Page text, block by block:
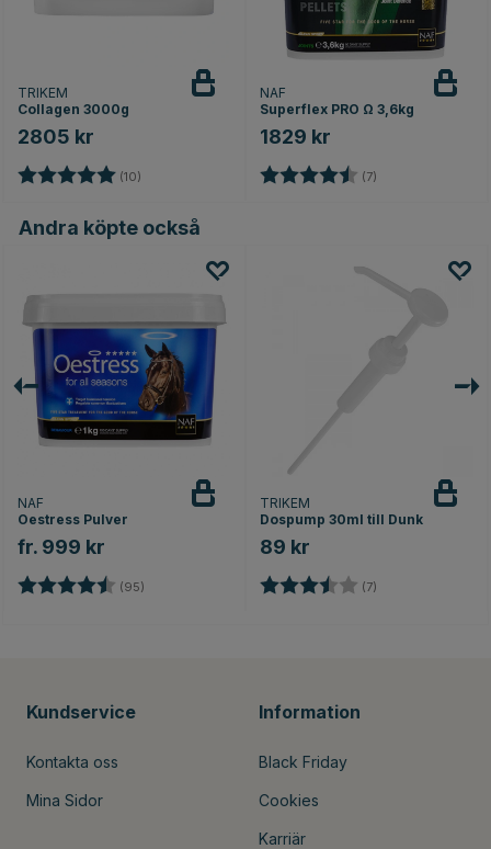
TRIKEM
Collagen 3000g
2805 kr
Betyg: (10)
NAF
Superflex PRO Ω 3,6kg
1829 kr
Betyg: (7)
Andra köpte också
NAF
Oestress Pulver
fr. 999 kr
Betyg: (95) 4.8 utav 5 stjärnor
TRIKEM
Dospump 30ml till Dunk
89 kr
Betyg: (7)
Kundservice
Kontakta oss
Mina Sidor
Information
Black Friday
Cookies
Karriär